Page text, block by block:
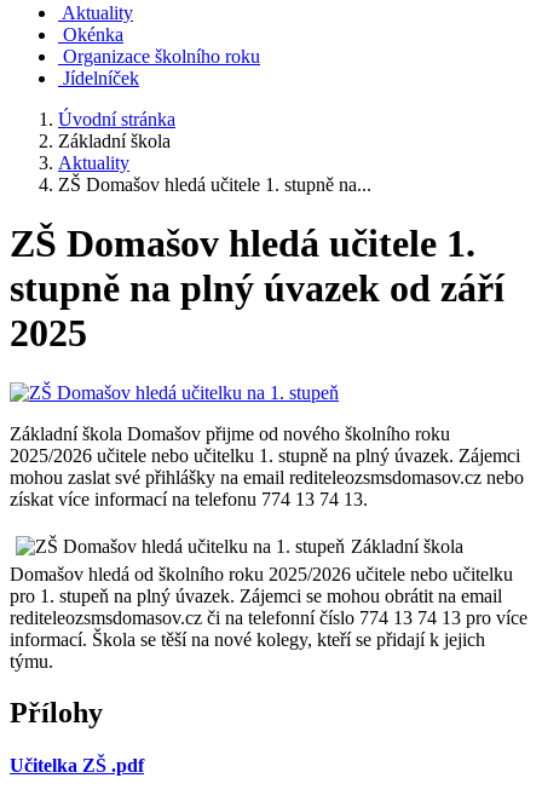
Aktuality
Okénka
Organizace školního roku
Jídelníček
Úvodní stránka
Základní škola
Aktuality
ZŠ Domašov hledá učitele 1. stupně na...
ZŠ Domašov hledá učitele 1.
stupně na plný úvazek od září
2025
Základní škola Domašov přijme od nového školního roku
2025/2026 učitele nebo učitelku 1. stupně na plný úvazek. Zájemci
mohou zaslat své přihlášky na email rediteleozsmsdomasov.cz nebo
získat více informací na telefonu 774 13 74 13.
Základní škola
Domašov hledá od školního roku 2025/2026 učitele nebo učitelku
pro 1. stupeň na plný úvazek. Zájemci se mohou obrátit na email
rediteleozsmsdomasov.cz či na telefonní číslo 774 13 74 13 pro více
informací. Škola se těší na nové kolegy, kteří se přidají k jejich
týmu.
Přílohy
Učitelka ZŠ .pdf